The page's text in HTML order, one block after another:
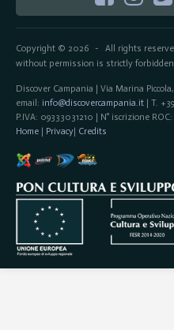
Copyright © 2026- All rights
without permission is strictly
Discover Campania | Via Marina
email: info@discovercampania.it| T.
P.IVA: 09333031210 | N° iscrizione ROC:
Home| Privacy| Credits